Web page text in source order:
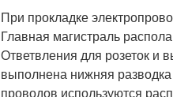
При прокладке
Главная магистраль
Ответвления для розеток и
выполнена нижняя
проводов используются